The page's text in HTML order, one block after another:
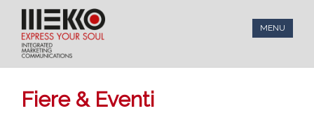
MENU
Fiere & Eventi